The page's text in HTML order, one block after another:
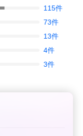
115件
73件
13件
4件
3件